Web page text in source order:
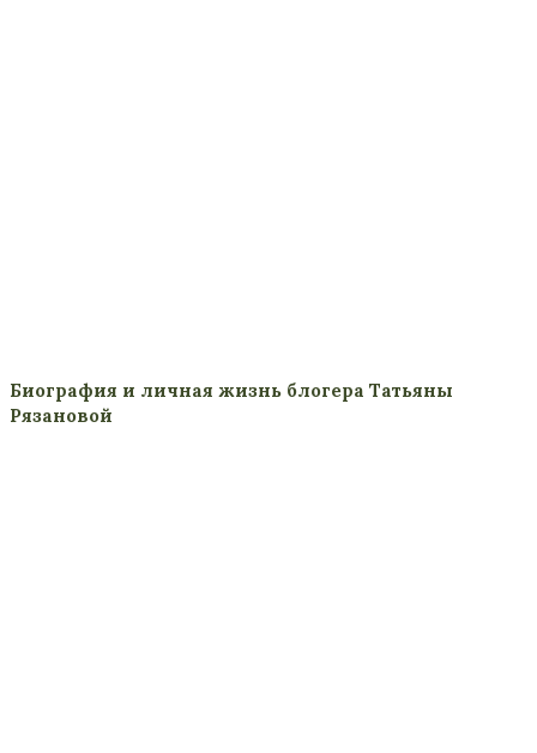
Биография и личная жизнь блогера Татьяны
Рязановой